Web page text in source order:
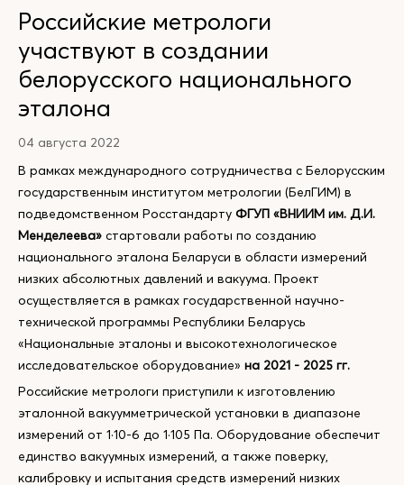
Российские метрологи
участвуют в создании
белорусского национального
эталона
04 августа 2022
В рамках международного сотрудничества с Белорусским
государственным институтом метрологии (БелГИМ) в
подведомственном Росстандарту ФГУП «ВНИИМ им. Д.И.
Менделеева» стартовали работы по созданию
национального эталона Беларуси в области измерений
низких абсолютных давлений и вакуума. Проект
осуществляется в рамках государственной научно-
технической программы Республики Беларусь
«Национальные эталоны и высокотехнологическое
исследовательское оборудование» на 2021 - 2025 гг.
Российские метрологи приступили к изготовлению
эталонной вакуумметрической установки в диапазоне
измерений от 1·10-6 до 1·105 Па. Оборудование обеспечит
единство вакуумных измерений, а также поверку,
калибровку и испытания средств измерений низких